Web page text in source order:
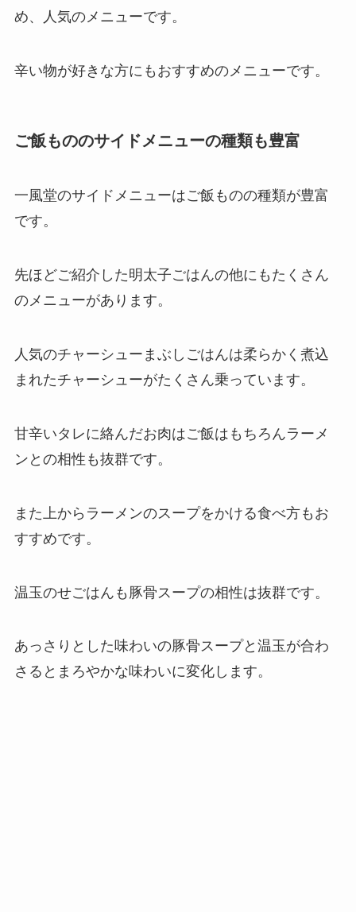
め、人気のメニューです。
辛い物が好きな方にもおすすめのメニューです。
ご飯もののサイドメニューの種類も豊富
一風堂のサイドメニューはご飯ものの種類が豊富
です。
先ほどご紹介した明太子ごはんの他にもたくさん
のメニューがあります。
人気のチャーシューまぶしごはんは柔らかく煮込
まれたチャーシューがたくさん乗っています。
甘辛いタレに絡んだお肉はご飯はもちろんラーメ
ンとの相性も抜群です。
また上からラーメンのスープをかける食べ方もお
すすめです。
温玉のせごはんも豚骨スープの相性は抜群です。
あっさりとした味わいの豚骨スープと温玉が合わ
さるとまろやかな味わいに変化します。